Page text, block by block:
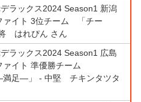
ラックス2024 Season1 新潟
ァイト 3位チーム 「チー
はれぴん さん
ラックス2024 Season1 広島
ァイト 準優勝チーム
満足―」 - 中堅 チキンタツタ